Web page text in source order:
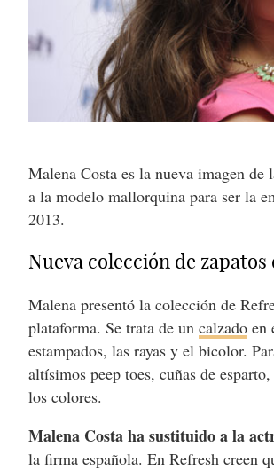
Malena Costa es la nueva imagen
a la modelo mallorquina para ser la
2013.
Nueva colección de zapatos
Malena presentó la colección de
plataforma. Se trata de uncalzado en
estampados, las rayas y el bicolor.
altísimos peep toes, cuñas de
los colores.
Malena Costa ha sustituido a la
la firma española. En Refresh creen